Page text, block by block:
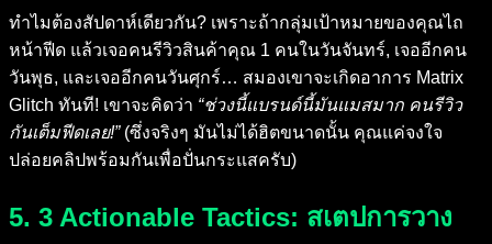
ทำไมต้องสัปดาห์เดียวกัน? เพราะถ้ากลุ่มเป้าหมายของคุณไถ
หน้าฟีด แล้วเจอคนรีวิวสินค้าคุณ 1 คนในวันจันทร์, เจออีกคน
วันพุธ, และเจออีกคนวันศุกร์… สมองเขาจะเกิดอาการ Matrix
Glitch ทันที! เขาจะคิดว่า “ช่วงนี้แบรนด์นี้มันแมสมาก คนรีวิว
กันเต็มฟีดเลย!”(ซึ่งจริงๆ มันไม่ได้ฮิตขนาดนั้น คุณแค่จงใจ
ปล่อยคลิปพร้อมกันเพื่อปั่นกระแสครับ)
5. 3 Actionable Tactics: สเตปการวาง